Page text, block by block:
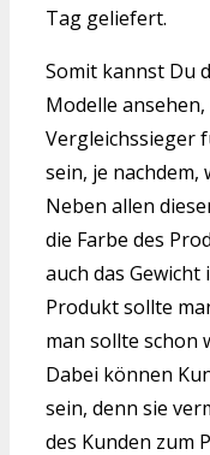
Tag geliefert.
Somit kannst Du
Modelle
Vergleichssieger
sein, je nachdem,
Neben allen
die Farbe des
auch das
Produkt sollte
man sollte schon
Dabei können
sein, denn sie
des Kunden zum